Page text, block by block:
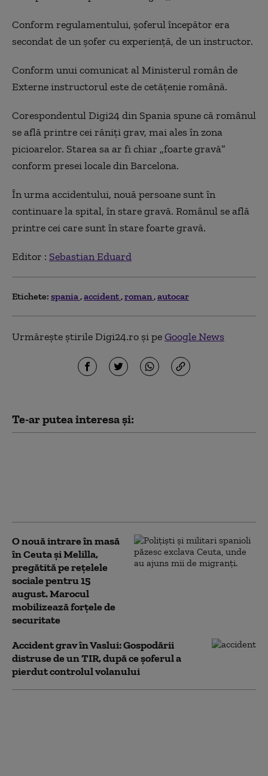
Conform regulamentului, șoferul începător era
secondat de un șofer cu experiență, de un instructor.
Conform unui comunicat al Ministerul român de
Externe instructorul este de cetățenie română.
Corespondentul Digi24 din Spania spune că românul
se află printre cei răniți grav, mai ales în zona
picioarelor. Starea sa ar fi chiar „foarte gravă”
conform presei locale din Barcelona.
În urma accidentului, nouă persoane sunt în
continuare la spital, în stare gravă. Românul se află
printre cei care sunt în stare foarte gravă.
Editor : Sebastian Eduard
Etichete: spania accident roman autocar
Urmărește știrile Digi24.ro și peGoogle News
Te-ar putea interesa și:
O nouă intrare în masă
în Ceuta și Melilla,
pregătită pe rețelele
sociale pentru 15
august. Marocul
mobilizează forțele de
securitate
Accident grav în Vaslui: Gospodării
distruse de un TIR, după ce șoferul a
pierdut controlul volanului